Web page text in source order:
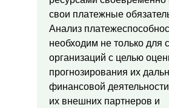
свои платежные
Анализ
необходим не только для
организаций с целью
прогнозирования их
финансовой
их внешних партнеров и